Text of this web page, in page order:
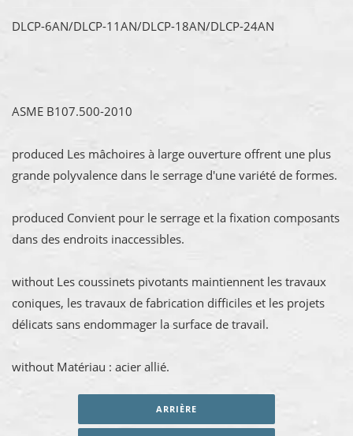
DLCP-6AN/DLCP-11AN/DLCP-18AN/DLCP-24AN
ASME B107.500-2010
produced Les mâchoires à large ouverture offrent une plus
grande polyvalence dans le serrage d'une variété de formes.
produced Convient pour le serrage et la fixation composants
dans des endroits inaccessibles.
without Les coussinets pivotants maintiennent les travaux
coniques, les travaux de fabrication difficiles et les projets
délicats sans endommager la surface de travail.
without Matériau : acier allié.
ARRIÈRE